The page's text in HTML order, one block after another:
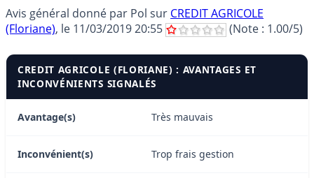
Avis général donné par Pol sur CREDIT AGRICOLE
(Floriane), le 11/03/2019 20:55 (Note : 1.00/5)
CREDIT AGRICOLE (FLORIANE) : AVANTAGES ET
INCONVÉNIENTS SIGNALÉS
Avantage(s) Très mauvais
Inconvénient(s) Trop frais gestion